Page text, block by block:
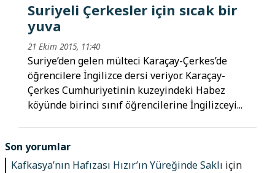
Suriyeli Çerkesler için sıcak bir
yuva
21 Ekim 2015, 11:40
Suriye’den gelen mülteci Karaçay-Çerkes’de
öğrencilere İngilizce dersi veriyor. Karaçay-
Çerkes Cumhuriyetinin kuzeyindeki Habez
köyünde birinci sınıf öğrencilerine İngilizceyi...
Son yorumlar
Kafkasya’nın Hafızası Hızır’ın Yüreğinde Saklı için